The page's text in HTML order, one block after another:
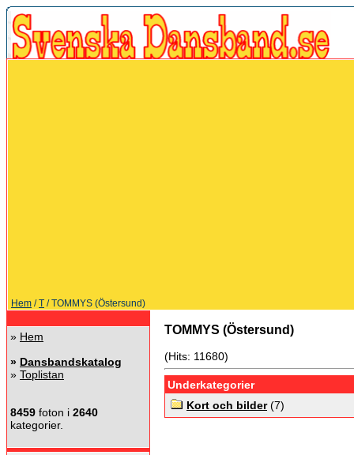
Hem /T / TOMMYS (Östersund)
» Hem
» Dansbandskatalog
» Toplistan
8459 foton i 2640
kategorier.
TOMMYS (Östersund)
(Hits: 11680)
Underkategorier
Kort och bilder(7)